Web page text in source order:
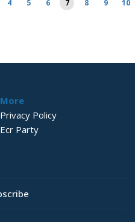
4 5 6 7 8 9 10
More
Privacy Policy
Ecr Party